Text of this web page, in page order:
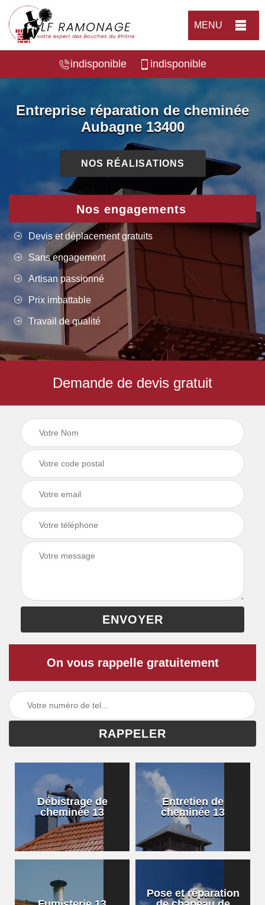
MENU
indisponible indisponible
Entreprise réparation de cheminée
Aubagne 13400
NOS RÉALISATIONS
Nos engagements
Devis et déplacement gratuits
Sans engagement
Artisan passionné
Prix imbattable
Travail de qualité
Demande de devis gratuit
On vous rappelle gratuitement
Débistrage de
cheminée 13
Entretien de
cheminée 13
Pose et réparation